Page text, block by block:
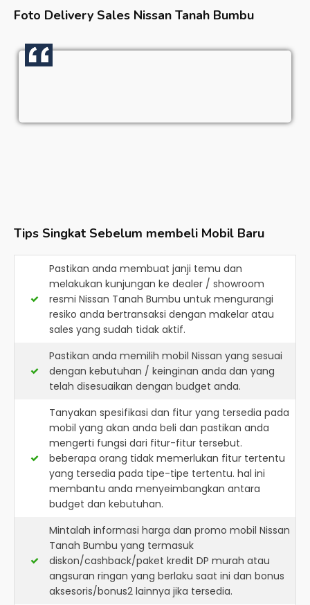
Foto Delivery Sales Nissan Tanah Bumbu
Tips Singkat Sebelum membeli Mobil Baru
Pastikan anda membuat janji temu dan
melakukan kunjungan ke dealer / showroom
resmi Nissan Tanah Bumbu untuk mengurangi
resiko anda bertransaksi dengan makelar atau
sales yang sudah tidak aktif.
Pastikan anda memilih mobil Nissan yang sesuai
dengan kebutuhan / keinginan anda dan yang
telah disesuaikan dengan budget anda.
Tanyakan spesifikasi dan fitur yang tersedia pada
mobil yang akan anda beli dan pastikan anda
mengerti fungsi dari fitur-fitur tersebut.
beberapa orang tidak memerlukan fitur tertentu
yang tersedia pada tipe-tipe tertentu. hal ini
membantu anda menyeimbangkan antara
budget dan kebutuhan.
Mintalah informasi harga dan promo mobil Nissan
Tanah Bumbu yang termasuk
diskon/cashback/paket kredit DP murah atau
angsuran ringan yang berlaku saat ini dan bonus
aksesoris/bonus2 lainnya jika tersedia.